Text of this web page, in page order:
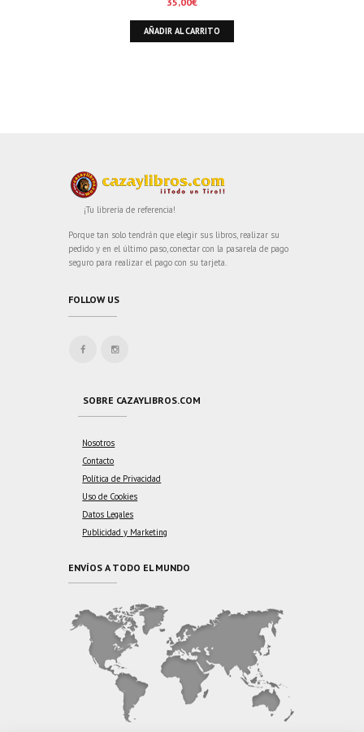
AÑADIR AL CARRITO
¡Tu librería de referencia!
Porque tan solo tendrán que elegir sus libros, realizar su
pedido y en el último paso, conectar con la pasarela de pago
seguro para realizar el pago con su tarjeta.
FOLLOW US
SOBRE CAZAYLIBROS.COM
Nosotros
Contacto
Política de Privacidad
Uso de Cookies
Datos Legales
Publicidad y Marketing
ENVÍOS A TODO EL MUNDO